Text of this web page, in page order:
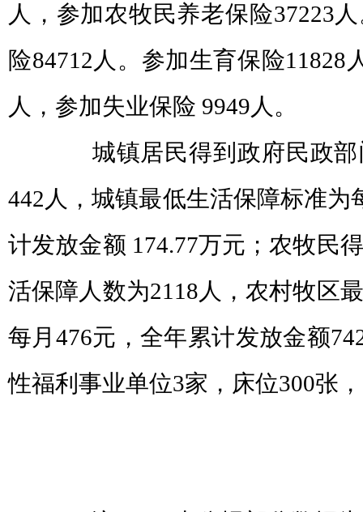
人，参加农牧民养老保险37223
险84712人。参加生育保险11828
人，参加失业保险 9949人。
城镇居民得到政府民政部
442人，城镇最低生活保障标准为
计发放金额 174.77万元；农牧民
活保障人数为2118人，农村牧区
每月476元，全年累计发放金额
性福利事业单位3家，床位300张